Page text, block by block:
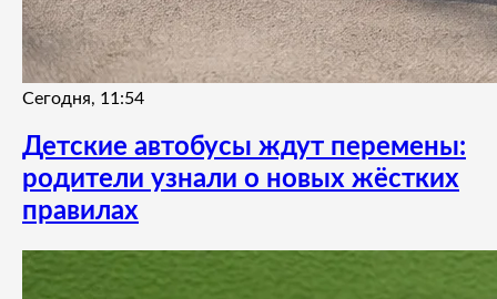
Сегодня, 11:54
Детские автобусы ждут перемены:
родители узнали о новых жёстких
правилах